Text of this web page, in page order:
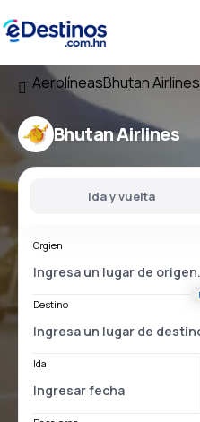
AerolíneasBhutan Airlines
Bhutan Airlines
Ida y vuelta
Orgien
Destino
Ida